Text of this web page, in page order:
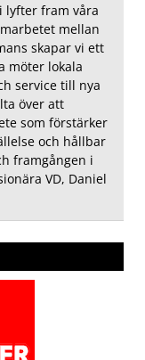
lyfter fram våra
mellan
skapar vi ett
möter lokala
service till nya
över att
som förstärker
och hållbar
framgången i
VD, Daniel